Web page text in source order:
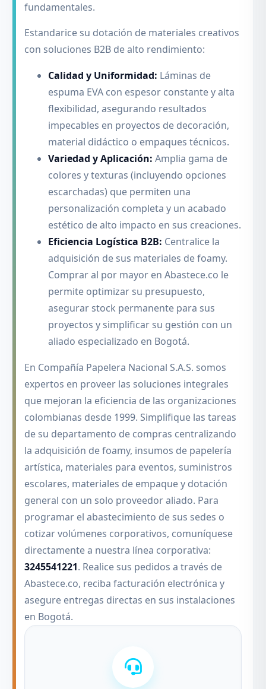
fundamentales.
Estandarice su dotación de materiales creativos
con soluciones B2B de alto rendimiento:
Calidad y Uniformidad: Láminas de
espuma EVA con espesor constante y alta
flexibilidad, asegurando resultados
impecables en proyectos de decoración,
material didáctico o empaques técnicos.
Variedad y Aplicación: Amplia gama de
colores y texturas (incluyendo opciones
escarchadas) que permiten una
personalización completa y un acabado
estético de alto impacto en sus creaciones.
Eficiencia Logística B2B: Centralice la
adquisición de sus materiales de foamy.
Comprar al por mayor en Abastece.co le
permite optimizar su presupuesto,
asegurar stock permanente para sus
proyectos y simplificar su gestión con un
aliado especializado en Bogotá.
En Compañía Papelera Nacional S.A.S. somos
expertos en proveer las soluciones integrales
que mejoran la eficiencia de las organizaciones
colombianas desde 1999. Simplifique las tareas
de su departamento de compras centralizando
la adquisición de foamy, insumos de papelería
artística, materiales para eventos, suministros
escolares, materiales de empaque y dotación
general con un solo proveedor aliado. Para
programar el abastecimiento de sus sedes o
cotizar volúmenes corporativos, comuníquese
directamente a nuestra línea corporativa:
3245541221. Realice sus pedidos a través de
Abastece.co, reciba facturación electrónica y
asegure entregas directas en sus instalaciones
en Bogotá.